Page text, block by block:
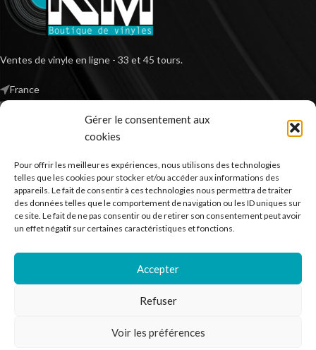
Gérer le consentement aux
cookies
Pour offrir les meilleures expériences, nous utilisons des technologies
telles que les cookies pour stocker et/ou accéder aux informations des
appareils. Le fait de consentir à ces technologies nous permettra de traiter
des données telles que le comportement de navigation ou les ID uniques sur
ce site. Le fait de ne pas consentir ou de retirer son consentement peut avoir
un effet négatif sur certaines caractéristiques et fonctions.
Accepter
Refuser
Voir les préférences
Ventes de vinyle en ligne - 33 et 45 tours.
France
*TVA non applicable – article 293 B du CGI
RECHERCHER DES PRODUITS
NOS SERVICES
BESOIN D’AIDE ?
Kilm Music2023